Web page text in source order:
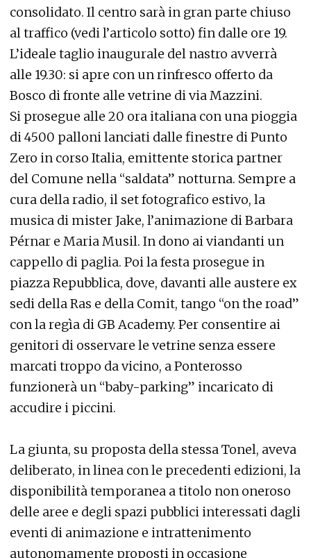
consolidato. Il centro sarà in gran parte chiuso
al traffico (vedi l’articolo sotto) fin dalle ore 19.
L’ideale taglio inaugurale del nastro avverrà
alle 19.30: si apre con un rinfresco offerto da
Bosco di fronte alle vetrine di via Mazzini.
Si prosegue alle 20 ora italiana con una pioggia
di 4500 palloni lanciati dalle finestre di Punto
Zero in corso Italia, emittente storica partner
del Comune nella “saldata” notturna. Sempre a
cura della radio, il set fotografico estivo, la
musica di mister Jake, l’animazione di Barbara
Pérnar e Maria Musil. In dono ai viandanti un
cappello di paglia. Poi la festa prosegue in
piazza Repubblica, dove, davanti alle austere ex
sedi della Ras e della Comit, tango “on the road”
con la regìa di GB Academy. Per consentire ai
genitori di osservare le vetrine senza essere
marcati troppo da vicino, a Ponterosso
funzionerà un “baby-parking” incaricato di
accudire i piccini.
La giunta, su proposta della stessa Tonel, aveva
deliberato, in linea con le precedenti edizioni, la
disponibilità temporanea a titolo non oneroso
delle aree e degli spazi pubblici interessati dagli
eventi di animazione e intrattenimento
autonomamente proposti in occasione